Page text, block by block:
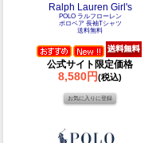
Ralph Lauren Girl's
POLO ラルフローレン
ポロベア 長袖Tシャツ
送料無料
公式サイト限定価格
8,580円(税込)